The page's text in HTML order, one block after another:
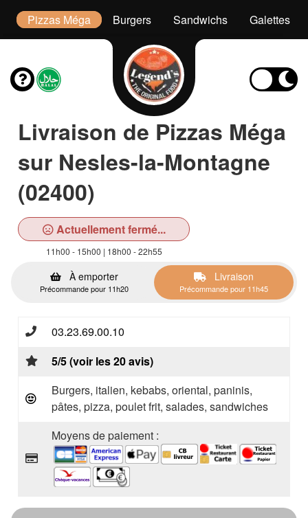
Pizzas Méga Burgers Sandwichs Galettes
Livraison de Pizzas Méga
sur Nesles-la-Montagne
(02400)
Actuellement fermé...
11h00 - 15h00 | 18h00 - 22h55
À emporter
Précommande pour 11h20
Livraison
Précommande pour 11h45
03.23.69.00.10
5/5 (voir les 20 avis)
Burgers, italien, kebabs, oriental, paninis,
pâtes, pizza, poulet frit, salades, sandwiches
Moyens de paiement :